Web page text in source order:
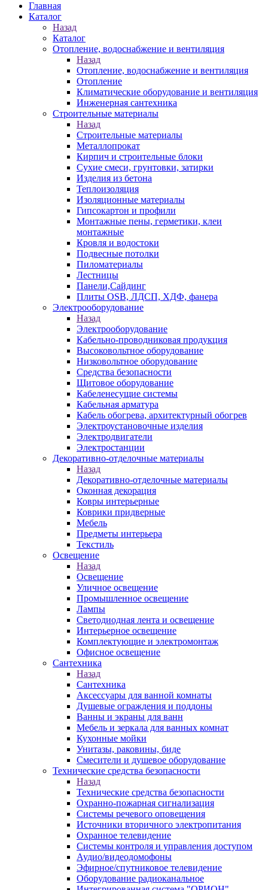
Главная
Каталог
Назад
Каталог
Отопление, водоснабжение и вентиляция
Назад
Отопление, водоснабжение и вентиляция
Отопление
Климатические оборудование и вентиляция
Инженерная сантехника
Строительные материалы
Назад
Строительные материалы
Металлопрокат
Кирпич и строительные блоки
Сухие смеси, грунтовки, затирки
Изделия из бетона
Теплоизоляция
Изоляционные материалы
Гипсокартон и профили
Монтажные пены, герметики, клеи
монтажные
Кровля и водостоки
Подвесные потолки
Пиломатериалы
Лестницы
Панели,Сайдинг
Плиты OSB, ЛДСП, ХДФ, фанера
Электрооборудование
Назад
Электрооборудование
Кабельно-проводниковая продукция
Высоковольтное оборудование
Низковольтное оборудование
Средства безопасности
Щитовое оборудование
Кабеленесущие системы
Кабельная арматура
Кабель обогрева, архитектурный обогрев
Электроустановочные изделия
Электродвигатели
Электростанции
Декоративно-отделочные материалы
Назад
Декоративно-отделочные материалы
Оконная декорация
Ковры интерьерные
Коврики придверные
Мебель
Предметы интерьера
Текстиль
Освещение
Назад
Освещение
Уличное освещение
Промышленное освещение
Лампы
Светодиодная лента и освещение
Интерьерное освещение
Комплектующие и электромонтаж
Офисное освещение
Сантехника
Назад
Сантехника
Аксессуары для ванной комнаты
Душевые ограждения и поддоны
Ванны и экраны для ванн
Мебель и зеркала для ванных комнат
Кухонные мойки
Унитазы, раковины, биде
Смесители и душевое оборудование
Технические средства безопасности
Назад
Технические средства безопасности
Охранно-пожарная сигнализация
Системы речевого оповещения
Источники вторичного электропитания
Охранное телевидение
Системы контроля и управления доступом
Аудио/видеодомофоны
Эфирное/спутниковое телевидение
Оборудование радиоканальное